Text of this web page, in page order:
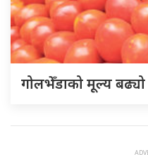
गोलभेँडाको मूल्य बढ्यो